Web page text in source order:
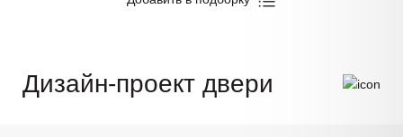
Дизайн-проект двери